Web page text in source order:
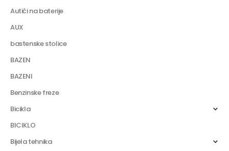
Autići na baterije
AUX
bastenske stolice
BAZEN
BAZENI
Benzinske freze
Bicikla
BICIKLO
Bijela tehnika